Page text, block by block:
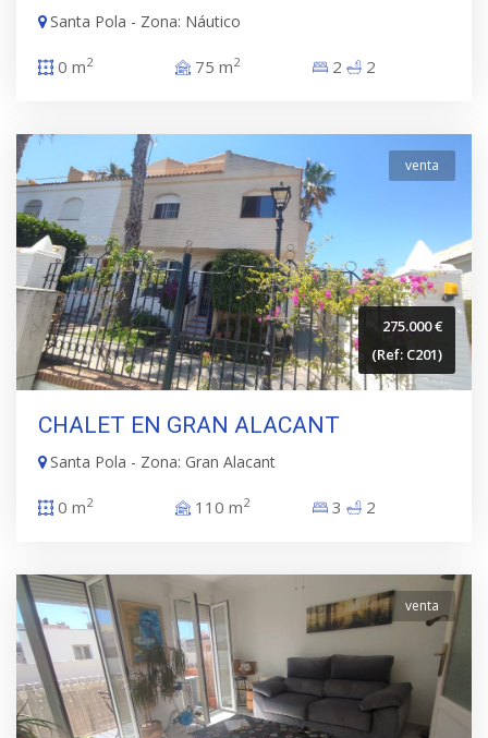
Santa Pola - Zona: Náutico
0 m2 75 m2 2 2
275.000 €
(Ref: C201)
venta
CHALET EN GRAN ALACANT
Santa Pola - Zona: Gran Alacant
0 m2 110 m2 3 2
venta